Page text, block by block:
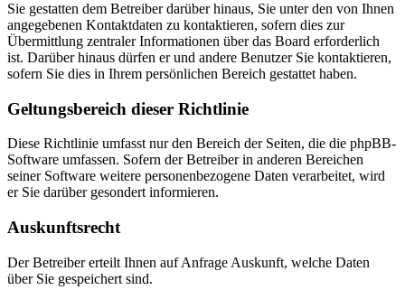
Sie gestatten dem Betreiber darüber hinaus, Sie unter den von Ihnen
angegebenen Kontaktdaten zu kontaktieren, sofern dies zur
Übermittlung zentraler Informationen über das Board erforderlich
ist. Darüber hinaus dürfen er und andere Benutzer Sie kontaktieren,
sofern Sie dies in Ihrem persönlichen Bereich gestattet haben.
Geltungsbereich dieser Richtlinie
Diese Richtlinie umfasst nur den Bereich der Seiten, die die phpBB-
Software umfassen. Sofern der Betreiber in anderen Bereichen
seiner Software weitere personenbezogene Daten verarbeitet, wird
er Sie darüber gesondert informieren.
Auskunftsrecht
Der Betreiber erteilt Ihnen auf Anfrage Auskunft, welche Daten
über Sie gespeichert sind.